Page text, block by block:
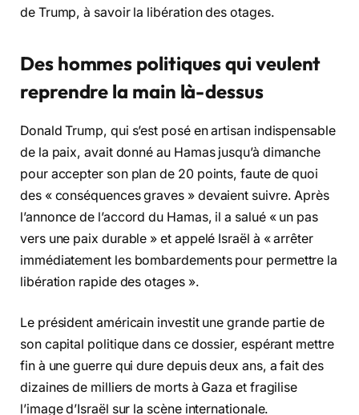
de Trump, à savoir la libération des otages.
Des hommes politiques qui veulent
reprendre la main là-dessus
Donald Trump, qui s’est posé en artisan indispensable
de la paix, avait donné au Hamas jusqu’à dimanche
pour accepter son plan de 20 points, faute de quoi
des « conséquences graves » devaient suivre. Après
l’annonce de l’accord du Hamas, il a salué « un pas
vers une paix durable » et appelé Israël à « arrêter
immédiatement les bombardements pour permettre la
libération rapide des otages ».
Le président américain investit une grande partie de
son capital politique dans ce dossier, espérant mettre
fin à une guerre qui dure depuis deux ans, a fait des
dizaines de milliers de morts à Gaza et fragilise
l’image d’Israël sur la scène internationale.